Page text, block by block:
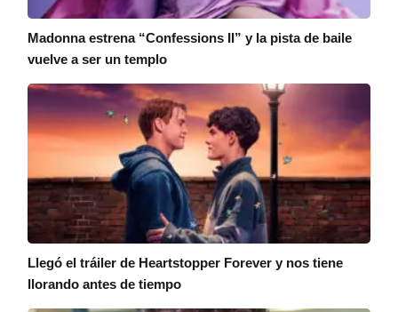
Madonna estrena “Confessions II” y la pista de baile
vuelve a ser un templo
Llegó el tráiler de Heartstopper Forever y nos tiene
llorando antes de tiempo